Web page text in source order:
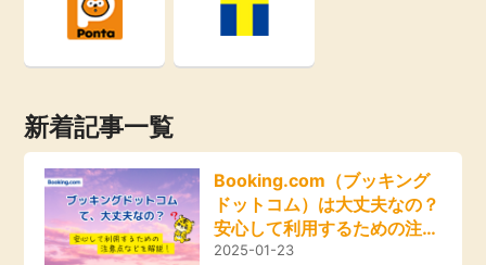
新着記事一覧
Booking.com（ブッキング
ドットコム）は大丈夫なの？
安心して利用するための注意
点などを解説！
2025-01-23